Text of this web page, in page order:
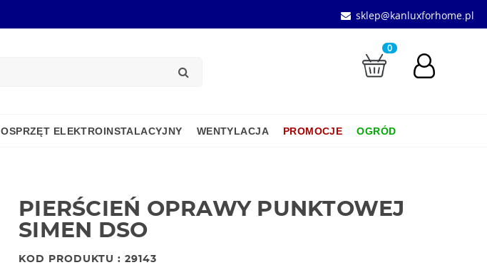
sklep@kanluxforhome.pl
0
OSPRZĘT ELEKTROINSTALACYJNY WENTYLACJA PROMOCJE OGRÓD
PIERŚCIEŃ OPRAWY PUNKTOWEJ
SIMEN DSO
KOD PRODUKTU : 29143